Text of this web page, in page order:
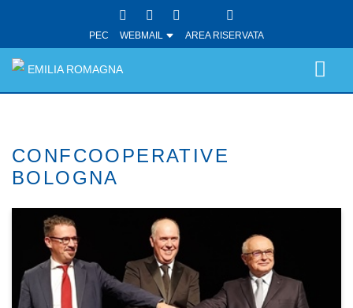
PEC WEBMAIL AREA RISERVATA
EMILIA ROMAGNA
CONFCOOPERATIVE
BOLOGNA